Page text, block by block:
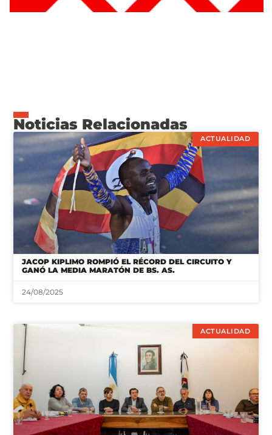
Noticias Relacionadas
ACTUALIDAD
JACOP KIPLIMO ROMPIÓ EL RÉCORD DEL CIRCUITO Y
GANÓ LA MEDIA MARATÓN DE BS. AS.
24/08/2025
ACTUALIDAD